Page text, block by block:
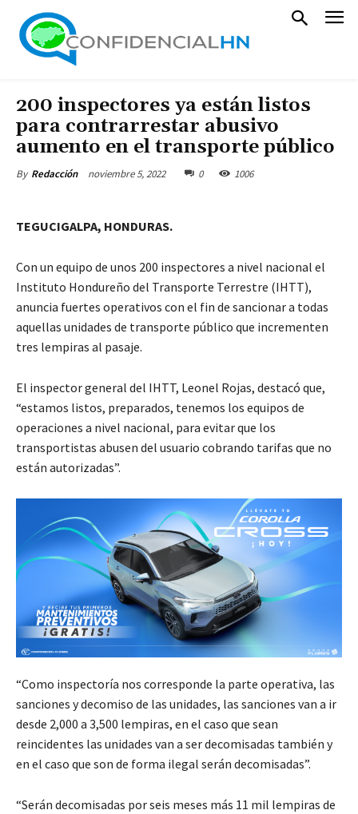
200 inspectores ya están listos
para contrarrestar abusivo
aumento en el transporte público
By Redacción noviembre 5, 2022 0 1006
TEGUCIGALPA, HONDURAS.
Con un equipo de unos 200 inspectores a nivel nacional el
Instituto Hondureño del Transporte Terrestre (IHTT),
anuncia fuertes operativos con el fin de sancionar a todas
aquellas unidades de transporte público que incrementen
tres lempiras al pasaje.
El inspector general del IHTT, Leonel Rojas, destacó que,
“estamos listos, preparados, tenemos los equipos de
operaciones a nivel nacional, para evitar que los
transportistas abusen del usuario cobrando tarifas que no
están autorizadas”.
“Como inspectoría nos corresponde la parte operativa, las
sanciones y decomiso de las unidades, las sanciones van a ir
desde 2,000 a 3,500 lempiras, en el caso que sean
reincidentes las unidades van a ser decomisadas también y
en el caso que son de forma ilegal serán decomisadas”.
“Serán decomisadas por seis meses más 11 mil lempiras de